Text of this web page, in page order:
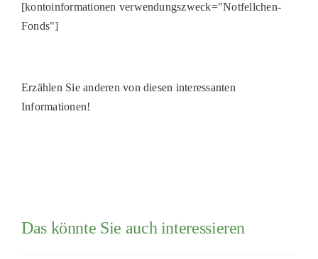
[kontoinformationen verwendungszweck="Notfellchen-
Fonds"]
Erzählen Sie anderen von diesen interessanten
Informationen!
Das könnte Sie auch interessieren